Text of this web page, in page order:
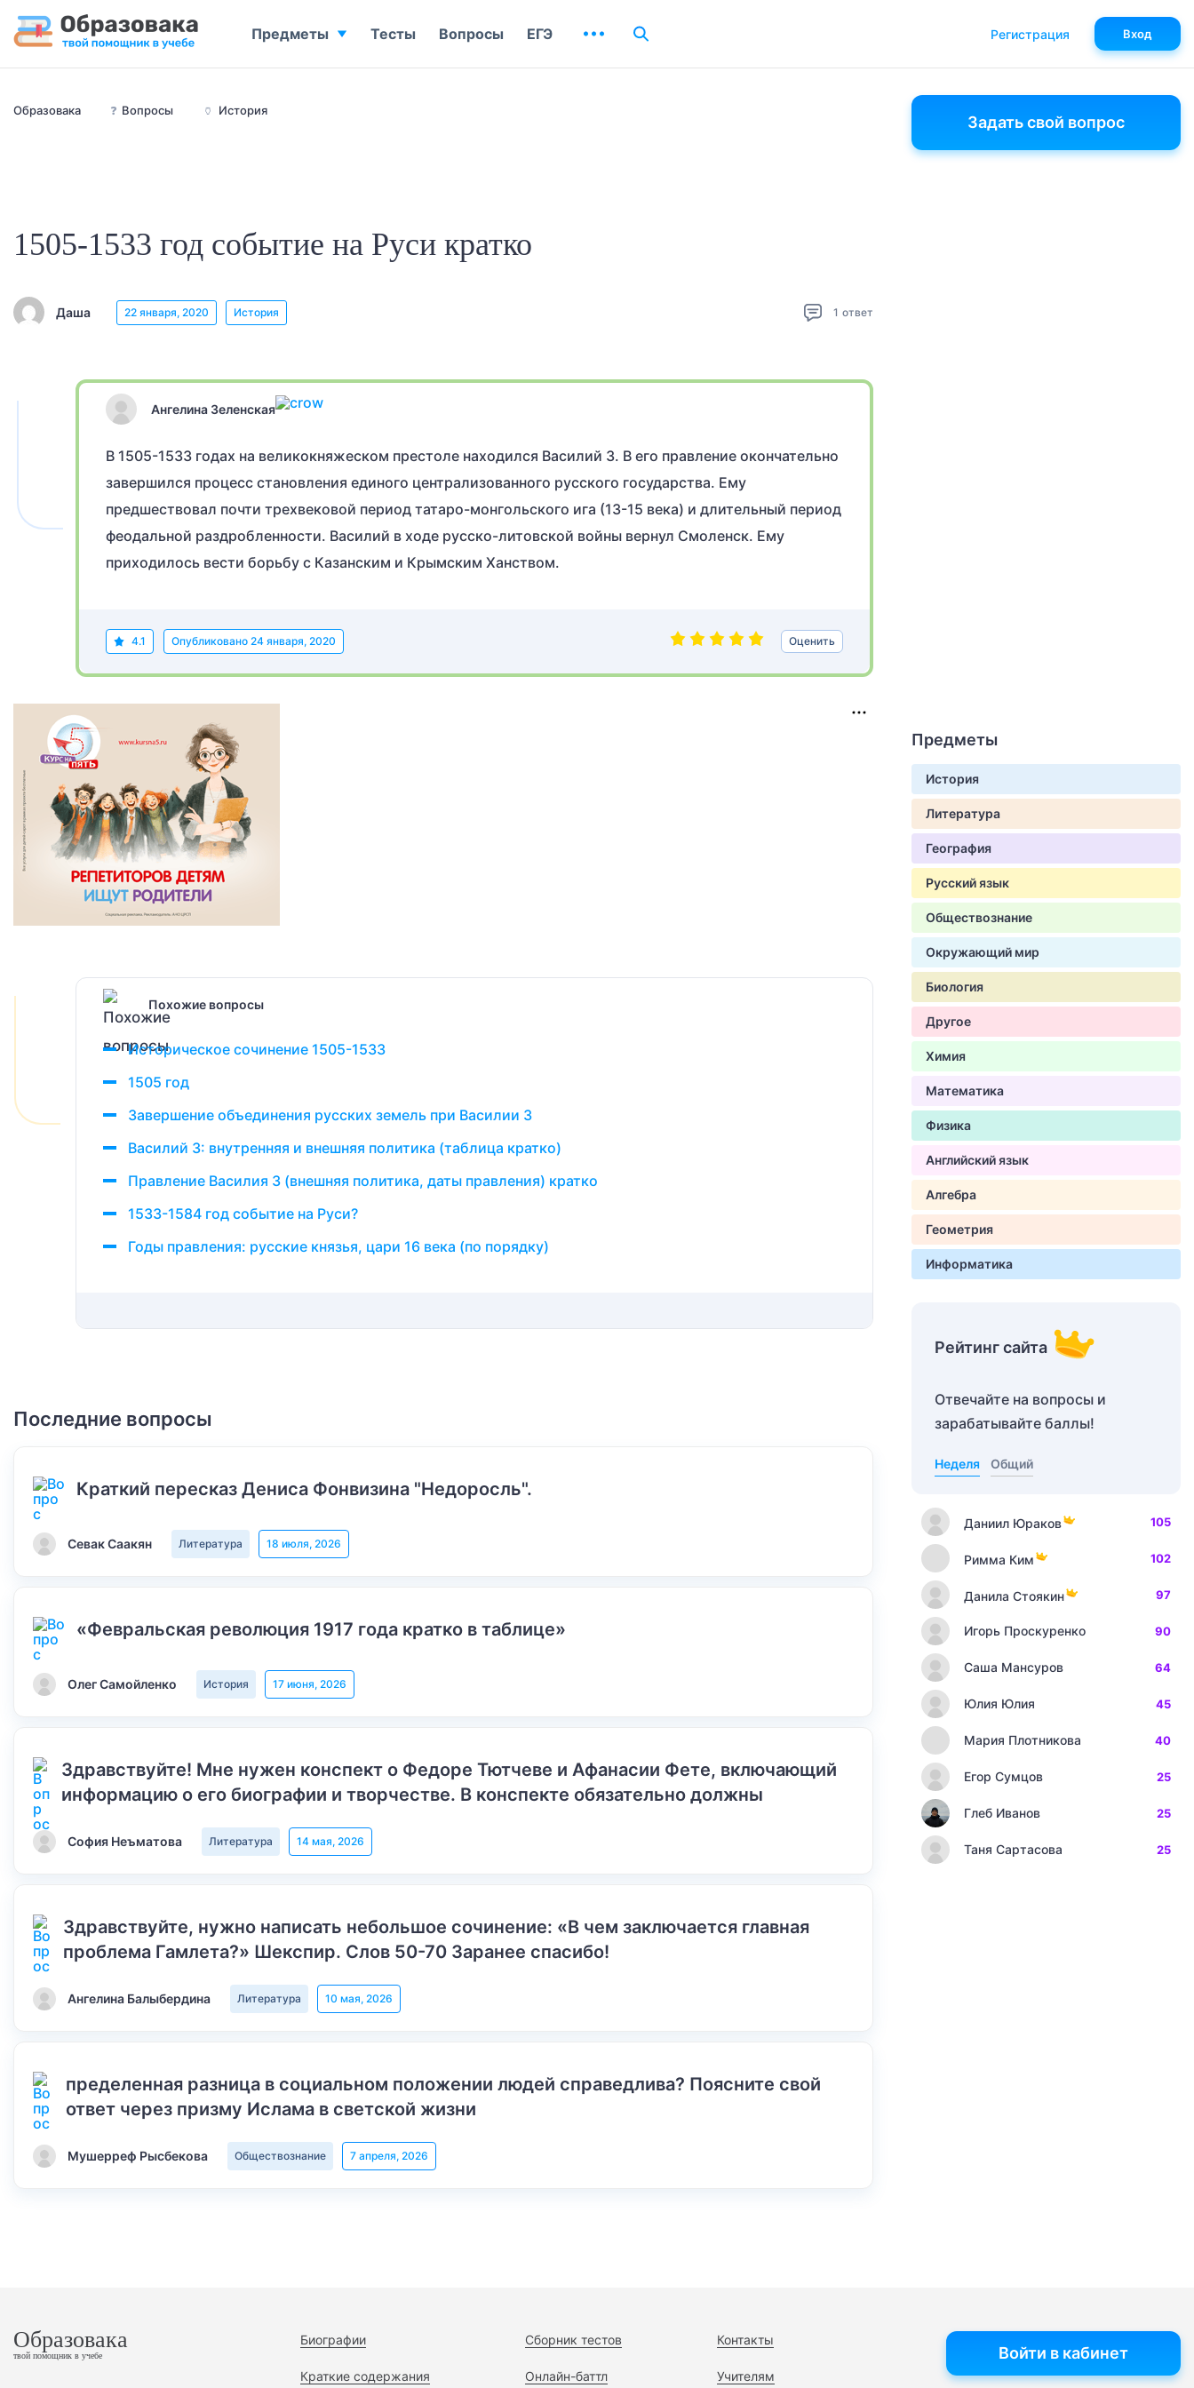
Образовака ❓ Вопросы 🏺 История
1505-1533 год событие на Руси кратко
Даша 22 января, 2020 История 1 ответ
Ангелина Зеленская
В 1505-1533 годах на великокняжеском престоле находился Василий 3. В его правление окончательно
завершился процесс становления единого централизованного русского государства. Ему
предшествовал почти трехвековой период татаро-монгольского ига (13-15 века) и длительный период
феодальной раздробленности. Василий в ходе русско-литовской войны вернул Смоленск. Ему
приходилось вести борьбу с Казанским и Крымским Ханством.
4.1 Опубликовано 24 января, 2020 Оценить
Похожие вопросы
Историческое сочинение 1505-1533
1505 год
Завершение объединения русских земель при Василии 3
Василий 3: внутренняя и внешняя политика (таблица кратко)
Правление Василия 3 (внешняя политика, даты правления) кратко
1533-1584 год событие на Руси?
Годы правления: русские князья, цари 16 века (по порядку)
Последние вопросы
Краткий пересказ Дениса Фонвизина "Недоросль".
Севак Саакян Литература 18 июля, 2026
«Февральская революция 1917 года кратко в таблице»
Олег Самойленко История 17 июня, 2026
Здравствуйте! Мне нужен конспект о Федоре Тютчеве и Афанасии Фете, включающий
информацию о его биографии и творчестве. В конспекте обязательно должны
София Неъматова Литература 14 мая, 2026
Здравствуйте, нужно написать небольшое сочинение: «В чем заключается главная
проблема Гамлета?» Шекспир. Слов 50-70 Заранее спасибо!
Ангелина Балыбердина Литература 10 мая, 2026
пределенная разница в социальном положении людей справедлива? Поясните свой
ответ через призму Ислама в светской жизни
Мушерреф Рысбекова Обществознание 7 апреля, 2026
Задать свой вопрос
Предметы
История
Литература
География
Русский язык
Обществознание
Окружающий мир
Биология
Другое
Химия
Математика
Физика
Английский язык
Алгебра
Геометрия
Информатика
Рейтинг сайта
Отвечайте на вопросы и
зарабатывайте баллы!
Неделя Общий
Даниил Юраков 105
Римма Ким 102
Данила Стоякин 97
Игорь Проскуренко 90
Саша Мансуров 64
Юлия Юлия 45
Мария Плотникова 40
Егор Сумцов 25
Глеб Иванов 25
Таня Сартасова 25
Предметы Тесты Вопросы ЕГЭ Регистрация Вход
Образовака
твой помощник в учебе
Биографии
Краткие содержания
Сборник тестов
Онлайн-баттл
Контакты
Учителям
Войти в кабинет